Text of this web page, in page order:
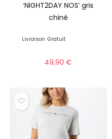
‘NIGHT2DAY NOS’ gris
chiné
Livraison Gratuit
49,90€